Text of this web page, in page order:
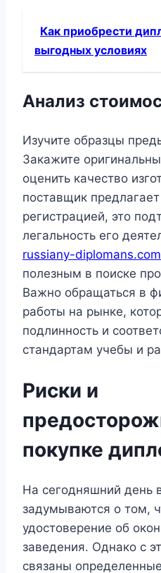
Как приобрести
выгодных условиях
Анализ
Изучите образцы
Закажите
оценить качество
поставщик
регистрацией, это
легальность его
russiany-diplomans.com
полезным в поиске
Важно обращаться в
работы на рынке,
подлинность и
стандартам учебы и
Риски и
покупке
На сегодняшний день
задумываются о том,
удостоверение об
заведения. Однако с
связаны